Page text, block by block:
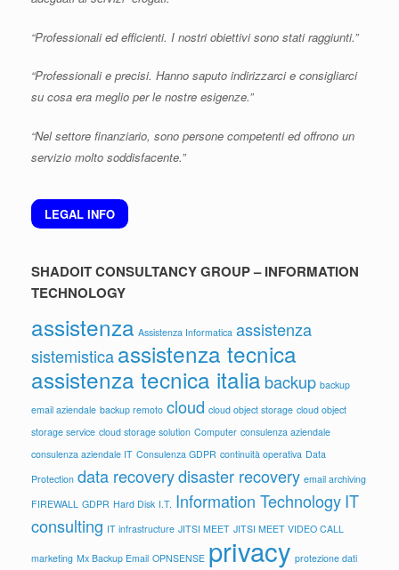
“Professionali ed efficienti. I nostri obiettivi sono stati raggiunti.”
“Professionali e precisi. Hanno saputo indirizzarci e consigliarci
su cosa era meglio per le nostre esigenze.”
“Nel settore finanziario, sono persone competenti ed offrono un
servizio molto soddisfacente.”
LEGAL INFO
SHADOIT CONSULTANCY GROUP – INFORMATION
TECHNOLOGY
assistenza Assistenza Informatica assistenza
sistemisticaassistenza tecnica
assistenza tecnica italia backup backup
email aziendale backup remoto cloud cloud object storage cloud object
storage service cloud storage solution Computer consulenza aziendale
consulenza aziendale IT Consulenza GDPR continuità operativa Data
Protection data recoverydisaster recovery email archiving
FIREWALL GDPR Hard Disk I.T. Information TechnologyIT
consulting IT infrastructure JITSI MEET JITSI MEET VIDEO CALL
marketing Mx Backup Email OPNSENSE privacy protezione dati